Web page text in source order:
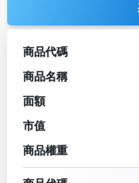
商品代碼
商品名稱
面額
市值
商品權重